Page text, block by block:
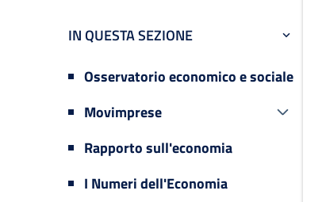
IN QUESTA SEZIONE
Osservatorio economico e sociale
Movimprese
Rapporto sull'economia
I Numeri dell'Economia